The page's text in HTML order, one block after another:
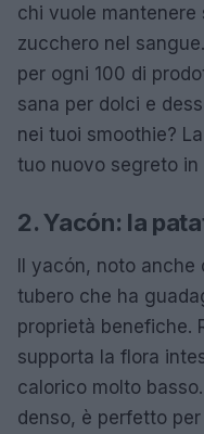
chi vuole
zucchero nel
per ogni 100 di
sana per dolci e
nei tuoi smoothie?
tuo nuovo segreto in
2. Yacón: la
Il yacón, noto anche
tubero che ha
proprietà benefiche.
supporta la flora
calorico molto
denso, è perfetto